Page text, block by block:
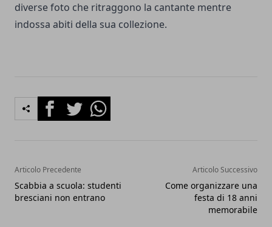
diverse foto che ritraggono la cantante mentre
indossa abiti della sua collezione.
FacebookTwitterWhatsapp
Articolo Precedente
Scabbia a scuola: studenti
bresciani non entrano
Articolo Successivo
Come organizzare una
festa di 18 anni
memorabile